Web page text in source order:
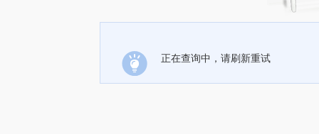
正在查询中，请刷新重试